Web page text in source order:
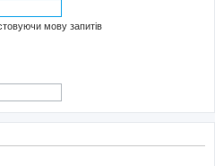
мову запитів